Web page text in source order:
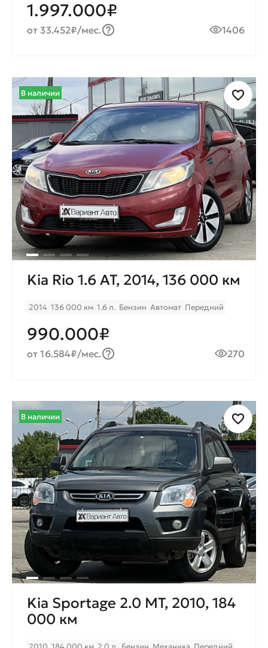
1.997.000₽
от 33.452₽/мес. 1406
В наличии
Kia Rio 1.6 AT, 2014, 136 000 км
2014 136 000 км 1.6 л. Бензин Автомат Передний
990.000₽
от 16.584₽/мес. 270
В наличии
Kia Sportage 2.0 МТ, 2010, 184
000 км